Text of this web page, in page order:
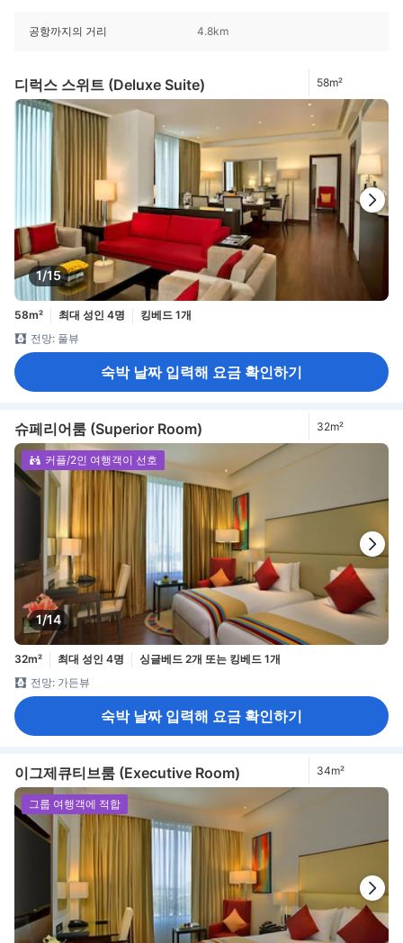
공항까지의 거리 4.8km
디럭스 스위트 (Deluxe Suite) 58m²
1/15
58m² 최대 성인 4명
킹베드 1개
전망: 풀뷰
숙박 날짜 입력해 요금 확인하기
슈페리어룸 (Superior Room) 32m²
1/14
커플/2인 여행객이 선호
32m² 최대 성인 4명
싱글베드 2개 또는 킹베드 1개
전망: 가든뷰
숙박 날짜 입력해 요금 확인하기
이그제큐티브룸 (Executive Room) 34m²
그룹 여행객에 적합